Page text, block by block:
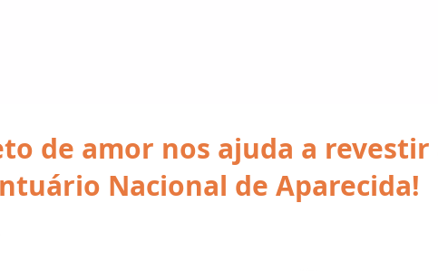
de amor nos ajuda a revestir
Nacional de Aparecida!